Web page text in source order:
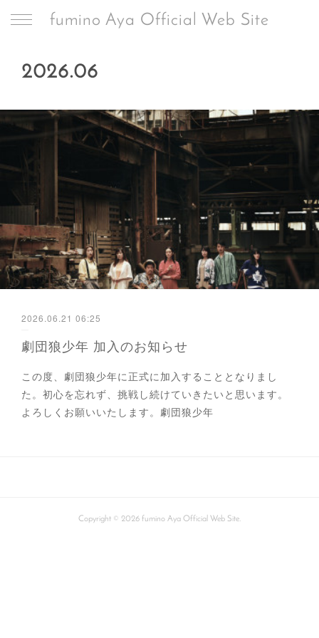
fumino Aya Official Web Site
2026.06
2026.06.21 06:25
劇団狼少年 加入のお知らせ
この度、劇団狼少年に正式に加入することとなりまし
た。初心を忘れず、挑戦し続けていきたいと思います。
よろしくお願いいたします。劇団狼少年
Copyright © 2026 fumino Aya Official Web Site.